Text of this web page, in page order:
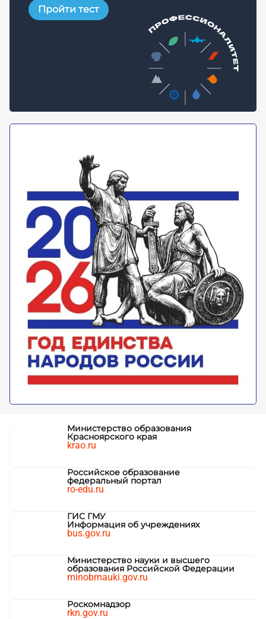
Пройти тест
Министерство образования
Красноярского края
krao.ru
Российское образование
федеральный портал
ro-edu.ru
ГИС ГМУ
Информация об учреждениях
bus.gov.ru
Министерство науки и высшего
образования Российской Федерации
minobrnauki.gov.ru
Роскомнадзор
rkn.gov.ru